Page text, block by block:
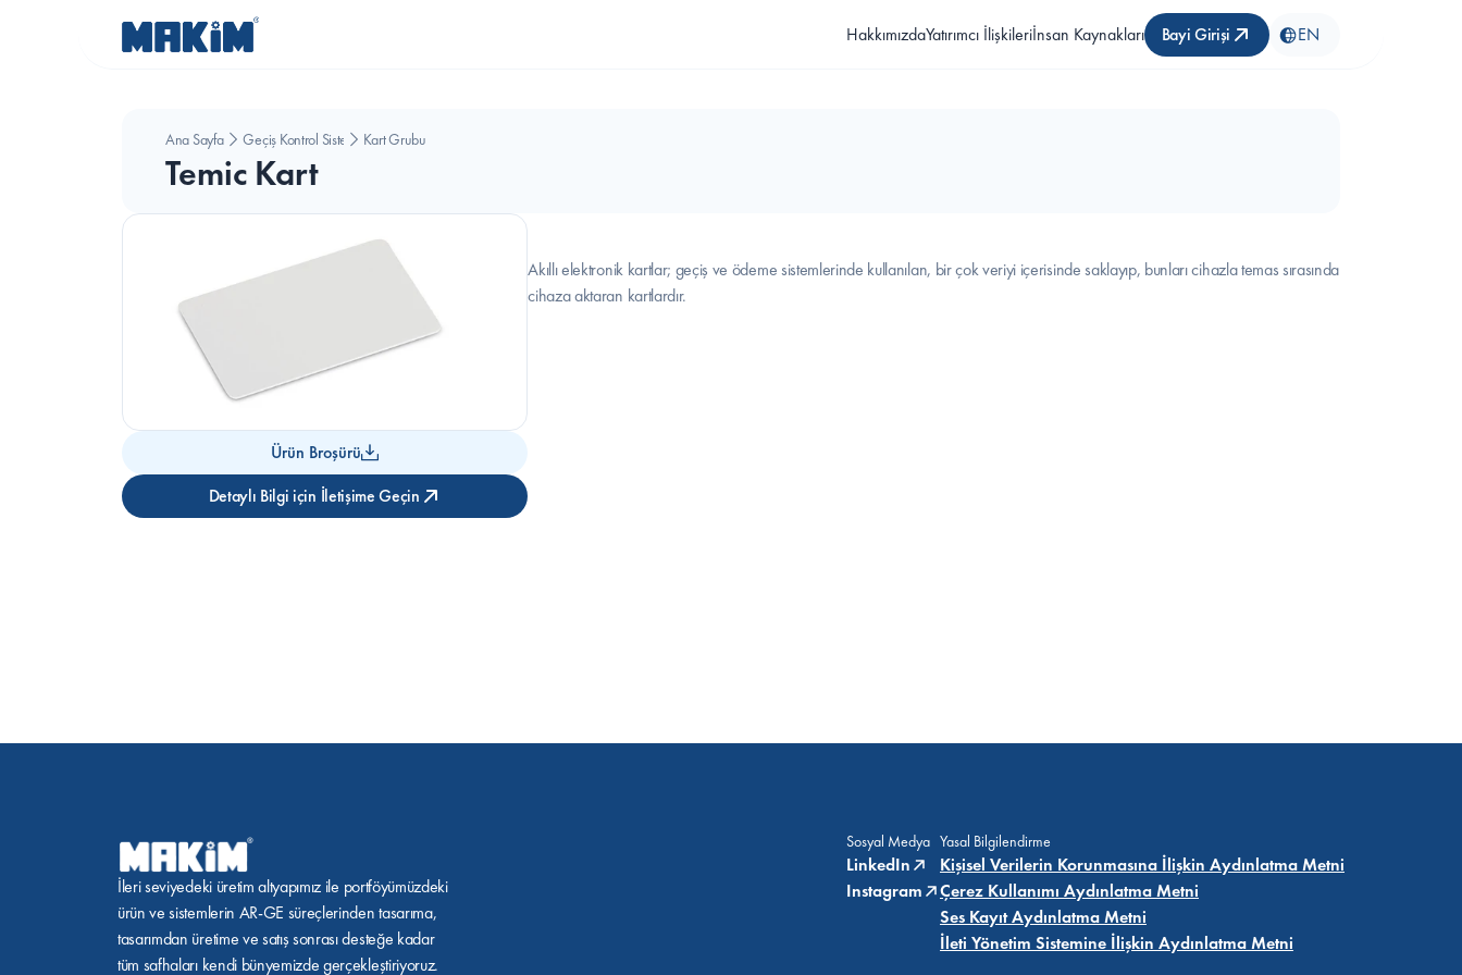
HakkımızdaYatırımcı İlişkileriİnsan Kaynakları Bayi Girişi EN
Ana Sayfa Geçiş Kontrol SistemleriKart Grubu
Temic Kart
Ürün Broşürü
Detaylı Bilgi için İletişime Geçin
Akıllı elektronik kartlar; geçiş ve ödeme sistemlerinde kullanılan, bir çok veriyi içerisinde saklayıp, bunları cihazla temas sırasında
cihaza aktaran kartlardır.
İleri seviyedeki üretim altyapımız ile portföyümüzdeki
ürün ve sistemlerin AR-GE süreçlerinden tasarıma,
tasarımdan üretime ve satış sonrası desteğe kadar
tüm safhaları kendi bünyemizde gerçekleştiriyoruz.
Sosyal Medya
LinkedIn
Instagram
Yasal Bilgilendirme
Kişisel Verilerin Korunmasına İlişkin Aydınlatma Metni
Çerez Kullanımı Aydınlatma Metni
Ses Kayıt Aydınlatma Metni
İleti Yönetim Sistemine İlişkin Aydınlatma Metni